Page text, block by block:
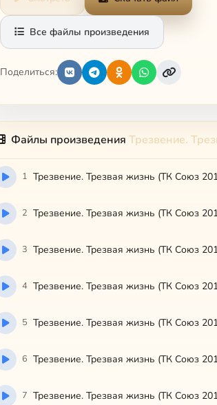
Все файлы произведения
Поделиться:
Файлы произведения Трезвение.
1 Трезвение. Трезвая жизнь (ТК Союз
2 Трезвение. Трезвая жизнь (ТК Союз
3 Трезвение. Трезвая жизнь (ТК Союз
4 Трезвение. Трезвая жизнь (ТК Союз
5 Трезвение. Трезвая жизнь (ТК Союз
6 Трезвение. Трезвая жизнь (ТК Союз
7 Трезвение. Трезвая жизнь (ТК Союз